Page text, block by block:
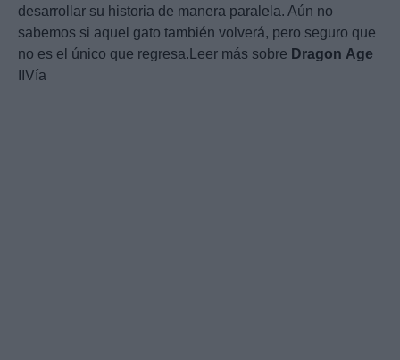
desarrollar su historia de manera paralela. Aún no
sabemos si aquel gato también volverá, pero seguro que
no es el único que regresa.Leer más sobre Dragon Age
IIVía